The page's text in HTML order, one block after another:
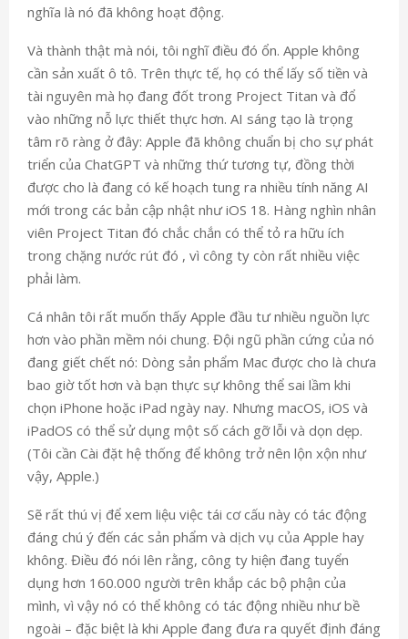
nghĩa là nó đã không hoạt động.
Và thành thật mà nói, tôi nghĩ điều đó ổn. Apple không
cần sản xuất ô tô. Trên thực tế, họ có thể lấy số tiền và
tài nguyên mà họ đang đốt trong Project Titan và đổ
vào những nỗ lực thiết thực hơn. AI sáng tạo là trọng
tâm rõ ràng ở đây: Apple đã không chuẩn bị cho sự phát
triển của ChatGPT và những thứ tương tự, đồng thời
được cho là đang có kế hoạch tung ra nhiều tính năng AI
mới trong các bản cập nhật như iOS 18. Hàng nghìn nhân
viên Project Titan đó chắc chắn có thể tỏ ra hữu ích
trong chặng nước rút đó , vì công ty còn rất nhiều việc
phải làm.
Cá nhân tôi rất muốn thấy Apple đầu tư nhiều nguồn lực
hơn vào phần mềm nói chung. Đội ngũ phần cứng của nó
đang giết chết nó: Dòng sản phẩm Mac được cho là chưa
bao giờ tốt hơn và bạn thực sự không thể sai lầm khi
chọn iPhone hoặc iPad ngày nay. Nhưng macOS, iOS và
iPadOS có thể sử dụng một số cách gỡ lỗi và dọn dẹp.
(Tôi cần Cài đặt hệ thống để không trở nên lộn xộn như
vậy, Apple.)
Sẽ rất thú vị để xem liệu việc tái cơ cấu này có tác động
đáng chú ý đến các sản phẩm và dịch vụ của Apple hay
không. Điều đó nói lên rằng, công ty hiện đang tuyển
dụng hơn 160.000 người trên khắp các bộ phận của
mình, vì vậy nó có thể không có tác động nhiều như bề
ngoài – đặc biệt là khi Apple đang đưa ra quyết định đáng